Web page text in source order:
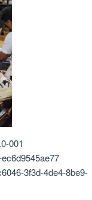
001
3f3d-4de4-8be9-